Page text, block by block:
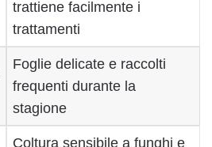
trattiene facilmente i
trattamenti
Foglie delicate e raccolti
frequenti durante la
stagione
Coltura sensibile a funghi e